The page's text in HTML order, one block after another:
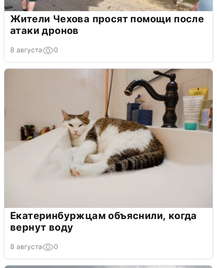
Жители Чехова просят помощи после
атаки дронов
8 августа 0
Екатеринбуржцам объяснили, когда
вернут воду
8 августа 0